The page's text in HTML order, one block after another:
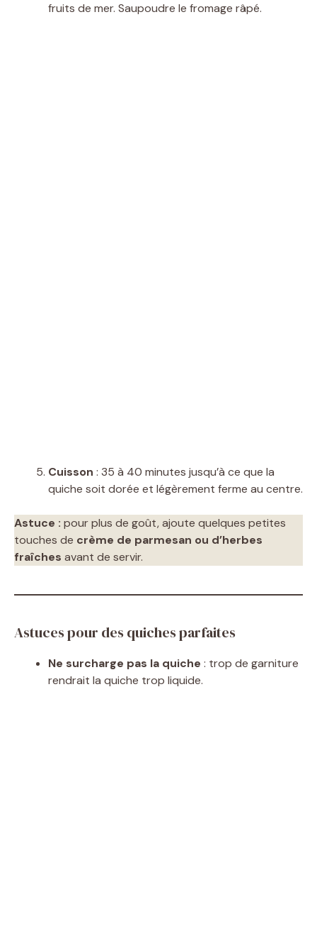
fruits de mer. Saupoudre le fromage râpé.
Cuisson : 35 à 40 minutes jusqu’à ce que la
quiche soit dorée et légèrement ferme au centre.
Astuce : pour plus de goût, ajoute quelques petites
touches de crème de parmesan ou d’herbes
fraîches avant de servir.
Astuces pour des quiches parfaites
Ne surcharge pas la quiche : trop de garniture
rendrait la quiche trop liquide.